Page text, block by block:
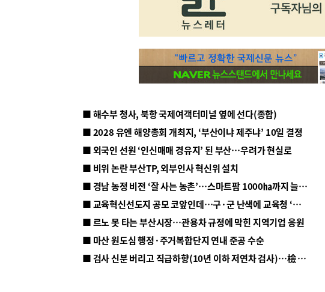
■ 해수부 청사, 북항 국제여객터미널 옆에 선다(종합)
■ 2028 유엔 해양총회 개최지, ‘부산이냐 제주냐’ 10일 결정
■ 외국인 선원 ‘인신매매 경유지’ 된 부산…우려가 현실로
■ 비위 논란 부산TP, 외부인사 혁신위 설치
■ 경남 농정 비전 ‘잘 사는 농촌’…스마트팜 1000㏊까지 늘린다
■ 교육혁신선도지 공모 코앞인데…구·군 난색에 교육청 ‘쩔쩔’
■ 르노 못 타는 부산시장…관용차 규정에 막힌 지역기업 응원
■ 마산 원도심 행정·주거복합단지 연내 준공 수순
■ 검사 신분 버리고 직급하향(10년 이하 저연차 검사)…檢 중수청행 기피